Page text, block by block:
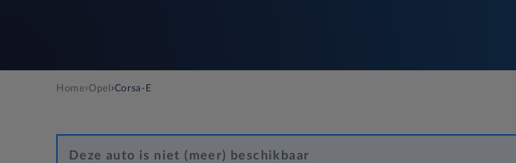
Home›Opel ›Corsa-E
Deze auto is niet (meer) beschikbaar